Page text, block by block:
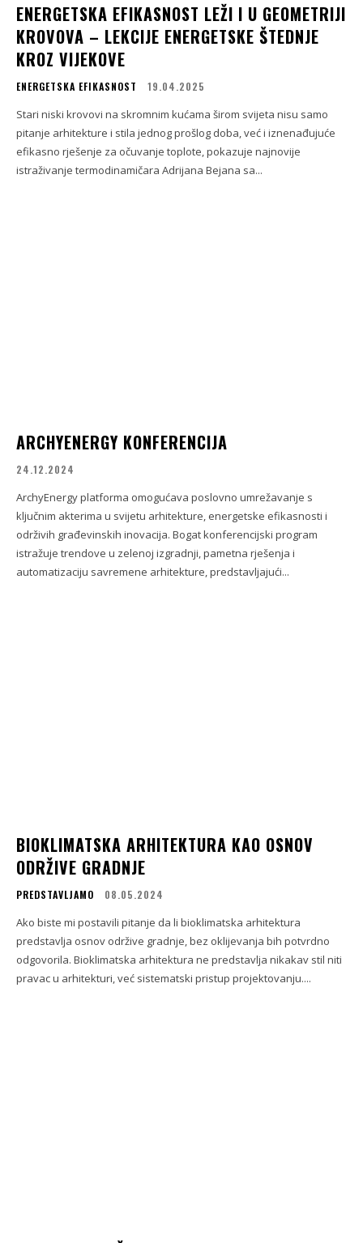
ENERGETSKA EFIKASNOST LEŽI I U GEOMETRIJI
KROVOVA – LEKCIJE ENERGETSKE ŠTEDNJE
KROZ VIJEKOVE
ENERGETSKA EFIKASNOST 19.04.2025
Stari niski krovovi na skromnim kućama širom svijeta nisu samo
pitanje arhitekture i stila jednog prošlog doba, već i iznenađujuće
efikasno rješenje za očuvanje toplote, pokazuje najnovije
istraživanje termodinamičara Adrijana Bejana sa...
ARCHYENERGY KONFERENCIJA
24.12.2024
ArchyEnergy platforma omogućava poslovno umrežavanje s
ključnim akterima u svijetu arhitekture, energetske efikasnosti i
održivih građevinskih inovacija. Bogat konferencijski program
istražuje trendove u zelenoj izgradnji, pametna rješenja i
automatizaciju savremene arhitekture, predstavljajući...
BIOKLIMATSKA ARHITEKTURA KAO OSNOV
ODRŽIVE GRADNJE
PREDSTAVLJAMO 08.05.2024
Ako biste mi postavili pitanje da li bioklimatska arhitektura
predstavlja osnov održive gradnje, bez oklijevanja bih potvrdno
odgovorila. Bioklimatska arhitektura ne predstavlja nikakav stil niti
pravac u arhitekturi, već sistematski pristup projektovanju....